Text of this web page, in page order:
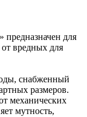
для
вредных для
снабженный
размеров.
механических
мутность,